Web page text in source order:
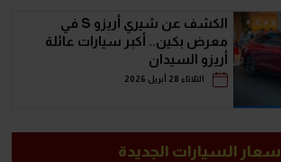
الكشف عن شيري أريزو S في
معرض بكين.. أكبر سيارات عائلة
أريزو السيدان
الثلاثاء 28 أبريل 2026
أسعار السيارات الجديدة